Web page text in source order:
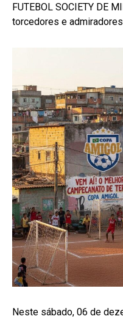
FUTEBOL SOCIETY DE
torcedores e
Neste sábado, 06 de